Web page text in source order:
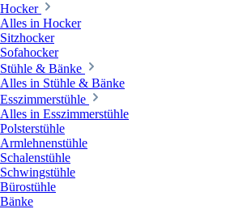
Hocker
Alles in Hocker
Sitzhocker
Sofahocker
Stühle & Bänke
Alles in Stühle & Bänke
Esszimmerstühle
Alles in Esszimmerstühle
Polsterstühle
Armlehnenstühle
Schalenstühle
Schwingstühle
Bürostühle
Bänke